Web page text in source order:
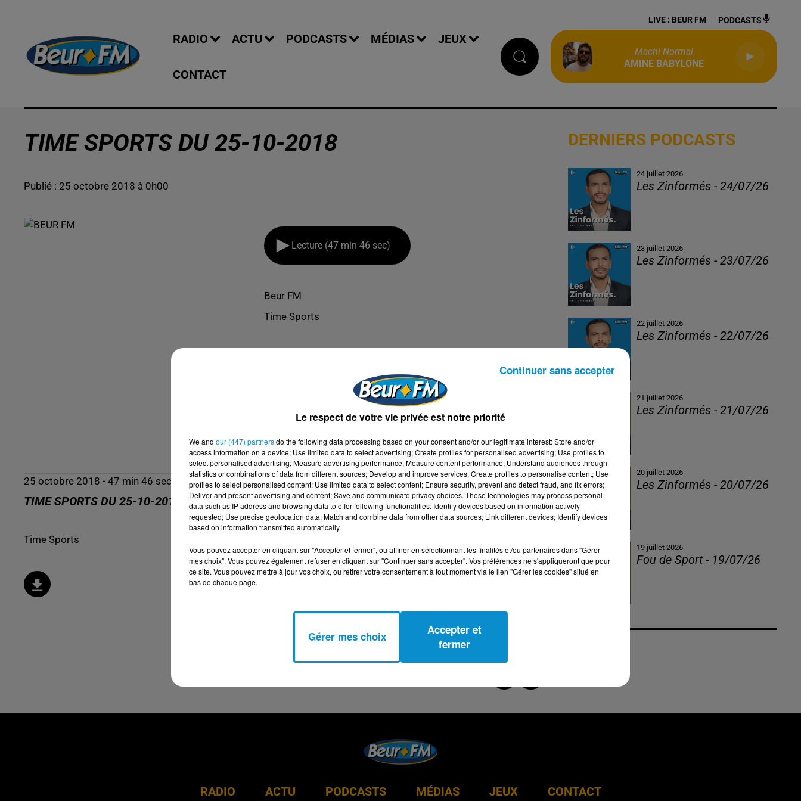
RADIO ACTU PODCASTS MÉDIAS JEUX
CONTACT
LIVE : BEUR FM PODCASTS
Machi Normal
AMINE BABYLONE
TIME SPORTS DU 25-10-2018
Publié : 25 octobre 2018 à 0h00
Lecture (47 min 46 sec)
Beur FM
Time Sports
25 octobre 2018 - 47 min 46 sec
TIME SPORTS DU 25-10-2018
Time Sports
DERNIERS PODCASTS
24 juillet 2026
Les Zinformés - 24/07/26
23 juillet 2026
Les Zinformés - 23/07/26
22 juillet 2026
Les Zinformés - 22/07/26
21 juillet 2026
Les Zinformés - 21/07/26
20 juillet 2026
Les Zinformés - 20/07/26
19 juillet 2026
Fou de Sport - 19/07/26
RADIO ACTU PODCASTS MÉDIAS JEUX CONTACT
Le respect de votre vie privée est notre priorité
We and our (447) partnersdo the following data processing based on your consent and/or our legitimate interest: Store and/or
access information on a device; Use limited data to select advertising; Create profiles for personalised advertising; Use profiles to
select personalised advertising; Measure advertising performance; Measure content performance; Understand audiences through
statistics or combinations of data from different sources; Develop and improve services; Create profiles to personalise content; Use
profiles to select personalised content; Use limited data to select content; Ensure security, prevent and detect fraud, and fix errors;
Deliver and present advertising and content; Save and communicate privacy choices. These technologies may process personal
data such as IP address and browsing data to offer following functionalities: Identify devices based on information actively
requested; Use precise geolocation data; Match and combine data from other data sources; Link different devices; Identify devices
based on information transmitted automatically.
Vous pouvez accepter en cliquant sur "Accepter et fermer", ou affiner en sélectionnant les finalités et/ou partenaires dans "Gérer
mes choix". Vous pouvez également refuser en cliquant sur "Continuer sans accepter". Vos préférences ne s'appliqueront que pour
ce site. Vous pouvez mettre à jour vos choix, ou retirer votre consentement à tout moment via le lien "Gérer les cookies" situé en
bas de chaque page.
Gérer mes choix
Accepter et
fermer
Continuer sans accepter